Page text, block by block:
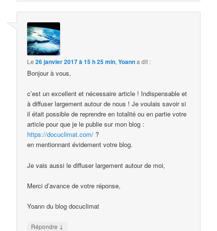
Le26 janvier 2017 à 15 h 25 min,Yoanna dit :
Bonjour à vous,
c’est un excellent et nécessaire article ! Indispensable et
à diffuser largement autour de nous ! Je voulais savoir si
il était possible de reprendre en totalité ou en partie votre
article pour que je le publie sur mon blog :
https://docuclimat.com/ ?
en mentionnant évidement votre blog.
Je vais aussi le diffuser largement autour de moi,
Merci d’avance de votre réponse,
Yoann du blog docuclimat
Répondre ↓